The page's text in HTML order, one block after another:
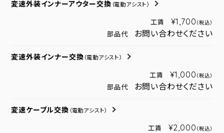
変速外装インナーアウター交換 （電動アシスト）
工賃 ¥1,700 （税込）
部品代 お問い合わせください
変速外装インナー交換 （電動アシスト）
工賃 ¥1,000 （税込）
部品代 お問い合わせください
変速ケーブル交換 （電動アシスト）
工賃 ¥2,000 （税込）